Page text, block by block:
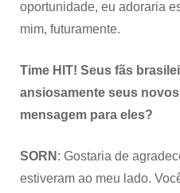
oportunidade, eu adoraria
mim, futuramente.
Time HIT! Seus fãs
ansiosamente seus
mensagem para eles?
SORN : Gostaria de
estiveram ao meu lado.